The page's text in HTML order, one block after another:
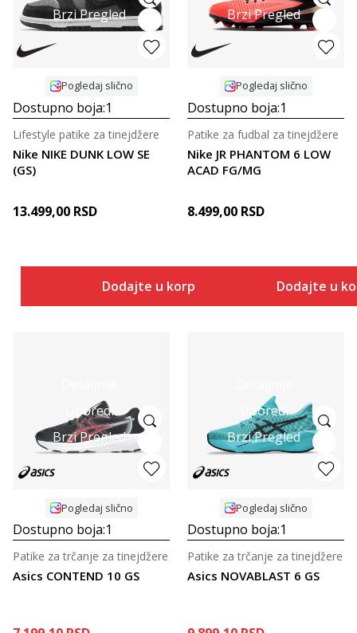
Brzi Pregled
Pogledaj slično
Dostupno boja:1
Nike NIKE DUNK LOW SE
(GS)
Lifestyle patike za tinejdžere
13.499,00 RSD
Dodajte u korpu
Brzi Pregled
Pogledaj slično
Dostupno boja:1
Nike JR PHANTOM 6 LOW
ACAD FG/MG
Patike za fudbal za tinejdžere
8.499,00 RSD
Dodajte u
Uporedi
Brzi Pregled
Pogledaj slično
Dostupno boja:1
Asics CONTEND 10 GS
Patike za trčanje za tinejdžere
Uporedi
Brzi Pregled
Pogledaj slično
Dostupno boja:1
Asics NOVABLAST 6 GS
Patike za trčanje za tinejdžere